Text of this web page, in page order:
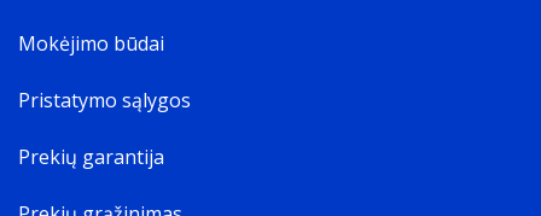
Mokėjimo būdai
Pristatymo sąlygos
Prekių garantija